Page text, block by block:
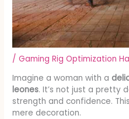
/Gaming Rig Optimization
Imagine a woman with a
leones. It’s not just a pretty
strength and confidence.
mere decoration.